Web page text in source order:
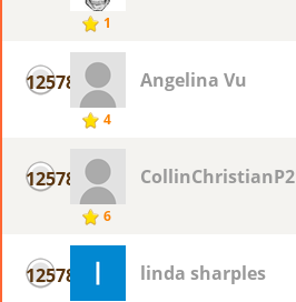
1
12578
4
Angelina Vu
12578
6
CollinChristianP2
12578 linda sharples